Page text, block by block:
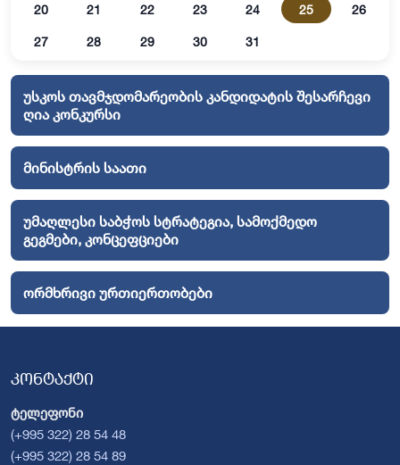
20 21 22 23 24 25 26
27 28 29 30 31
უსკოს თავმჯდომარეობის კანდიდატის შესარჩევი
ღია კონკურსი
მინისტრის საათი
უმაღლესი საბჭოს სტრატეგია, სამოქმედო
გეგმები, კონცეფციები
ორმხრივი ურთიერთობები
კონტაქტი
ტელეფონი
(+995 322) 28 54 48
(+995 322) 28 54 89